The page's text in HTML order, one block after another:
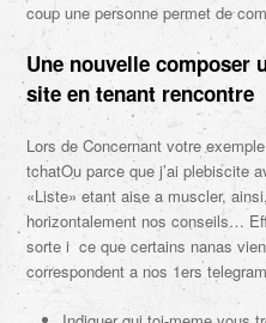
coup une personne permet de
Une nouvelle composer
site en tenant rencontre
Lors de Concernant votre
tchatOu parce que j’ai plebiscite
«Liste» etant aise a muscler,
horizontalement nos conseils…
sorte i ce que certains nanas
correspondent a nos 1ers